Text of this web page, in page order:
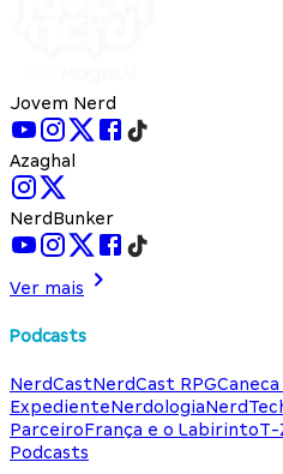
Jovem Nerd
Azaghal
NerdBunker
Ver mais
Podcasts
NerdCastNerdCast RPG
ExpedienteNerdologia
ParceiroFrança e o LabirintoT-
Podcasts